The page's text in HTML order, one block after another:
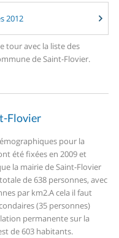
2012
tour avec la liste des
de Saint-Flovier.
Flovier
pour la
été fixées en 2009 et
la mairie de Saint-Flovier
de 638 personnes, avec
par km2.A cela il faut
(35 personnes)
permanente sur la
de 603 habitants.